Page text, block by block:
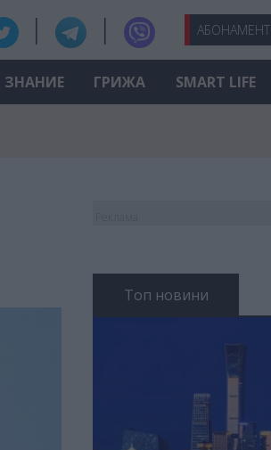
АБОНАМЕНТ
ЗНАНИЕ ГРИЖА SMART LIFE
Топ новини